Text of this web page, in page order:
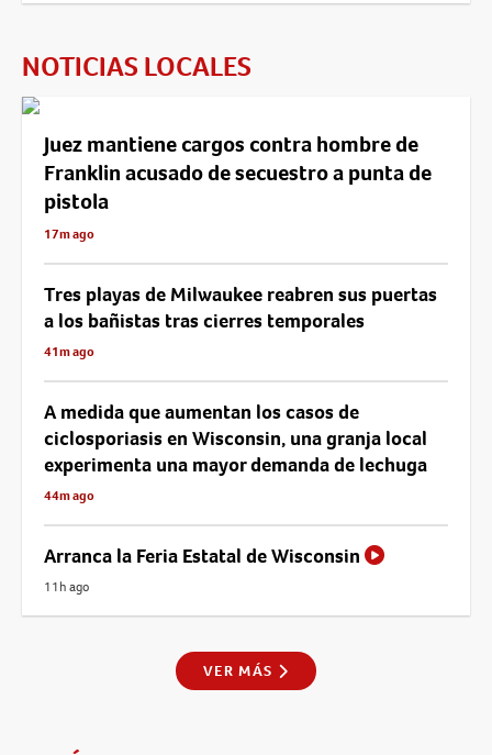
NOTICIAS LOCALES
Juez mantiene cargos contra hombre de
Franklin acusado de secuestro a punta de
pistola
17m ago
Tres playas de Milwaukee reabren sus puertas
a los bañistas tras cierres temporales
41m ago
A medida que aumentan los casos de
ciclosporiasis en Wisconsin, una granja local
experimenta una mayor demanda de lechuga
44m ago
Arranca la Feria Estatal de Wisconsin
11h ago
VER MÁS